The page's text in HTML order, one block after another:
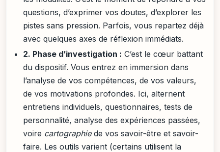
questions, d’exprimer vos doutes, d’explorer les
pistes sans pression. Parfois, vous repartez déjà
avec quelques axes de réflexion immédiats.
2. Phase d’investigation : C’est le cœur battant
du dispositif. Vous entrez en immersion dans
l’analyse de vos compétences, de vos valeurs,
de vos motivations profondes. Ici, alternent
entretiens individuels, questionnaires, tests de
personnalité, analyse des expériences passées,
voire cartographiede vos savoir-être et savoir-
faire. Les outils varient (certains utilisent la